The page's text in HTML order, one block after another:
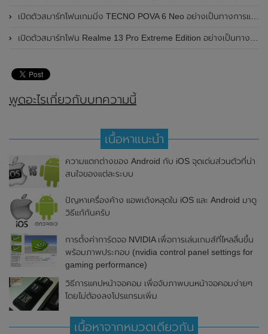
เปิดตัวสมาร์ทโฟนเกมมิ่ง TECNO POVA 6 Neo อย่างเป็นทางการแล้วในประเทศไทย ในราคา 8,499 บาท
เปิดตัวสมาร์ทโฟน Realme 13 Pro Extreme Edition อย่างเป็นทางการแล้วในประเทศจีน
พูดอะไรเกี่ยวกับบทความนี้
เนื้อหาแนะนำ
ความแตกต่างของ Android กับ iOS จุดเด่นส่วนตัวที่น่า
สนใจของแต่ละระบบ
ปัญหาเครื่องค้าง แอพเด้งหลุดใน iOS และ Android มาดู
วิธีแก้กันครับ
การตั้งค่าการ์ดจอ NVIDIA เพื่อการเล่นเกมส์ที่ไหลลื่นขึ้น
พร้อมภาพประกอบ (nvidia control panel settings for
gaming performance)
วิธีการแคปหน้าจอคอม เพื่อจับภาพบนหน้าจอคอมง่ายๆ
โดยไม่ต้องลงโปรแกรมเพิ่ม
เนื้อหาจากหมวดเดียวกัน